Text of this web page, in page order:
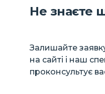
Не знаєте
Залишайте
на сайті і наш
проконсультує